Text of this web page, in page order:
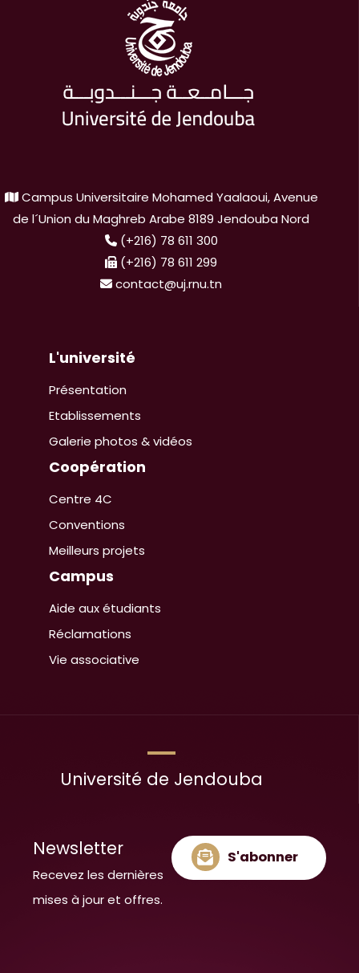
Campus Universitaire Mohamed Yaalaoui, Avenue
de l´Union du Maghreb Arabe 8189 Jendouba Nord
(+216) 78 611 300
(+216) 78 611 299
contact@uj.rnu.tn
L'université
Présentation
Etablissements
Galerie photos & vidéos
Coopération
Centre 4C
Conventions
Meilleurs projets
Campus
Aide aux étudiants
Réclamations
Vie associative
Université de Jendouba
Newsletter
Recevez les dernières
mises à jour et offres.
S'abonner